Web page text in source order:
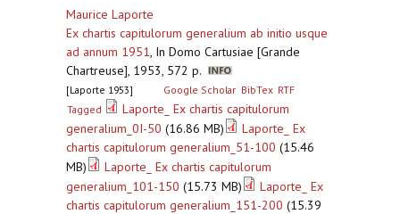
Maurice Laporte
Ex chartis capitulorum generalium ab initio usque
ad annum 1951, In Domo Cartusiae [Grande
Chartreuse], 1953, 572 p.
[Laporte 1953] Google Scholar BibTex RTF
Tagged
Laporte_ Ex chartis capitulorum
generalium_0I-50 (16.86 MB)
Laporte_ Ex
chartis capitulorum generalium_51-100 (15.46
MB)
Laporte_ Ex chartis capitulorum
generalium_101-150 (15.73 MB)
Laporte_ Ex
chartis capitulorum generalium_151-200 (15.39